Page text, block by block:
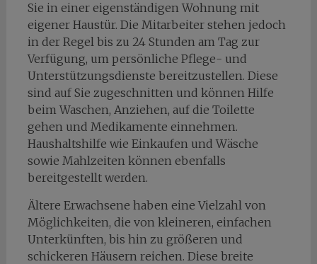
Sie in einer eigenständigen Wohnung mit
eigener Haustür. Die Mitarbeiter stehen jedoch
in der Regel bis zu 24 Stunden am Tag zur
Verfügung, um persönliche Pflege- und
Unterstützungsdienste bereitzustellen. Diese
sind auf Sie zugeschnitten und können Hilfe
beim Waschen, Anziehen, auf die Toilette
gehen und Medikamente einnehmen.
Haushaltshilfe wie Einkaufen und Wäsche
sowie Mahlzeiten können ebenfalls
bereitgestellt werden.
Ältere Erwachsene haben eine Vielzahl von
Möglichkeiten, die von kleineren, einfachen
Unterkünften, bis hin zu größeren und
schickeren Häusern reichen. Diese breite